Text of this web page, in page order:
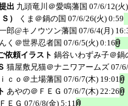
出 九頭竜川＠愛鳴藩国 07/6/12(火
）
くま＠鍋の国 07/6/26(火) 0:59
郎@キノウツン藩国 07/6/4(月)
く＠世界忍者国 07/6/5(火) 0:16
依頼イラスト 鍋谷いわずみ子＠鍋
猫屋敷兄猫＠ナニワアームズ 07/
ｃｏ＠土場藩国 07/6/7(木) 19:01
あやの＠ＦＥＧ 07/6/7(木) 22:26
ＥＧ 07/6/8(金) 5:11